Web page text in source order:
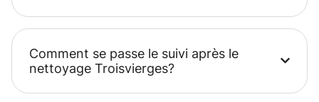
Comment se passe le suivi après le
nettoyage Troisvierges?